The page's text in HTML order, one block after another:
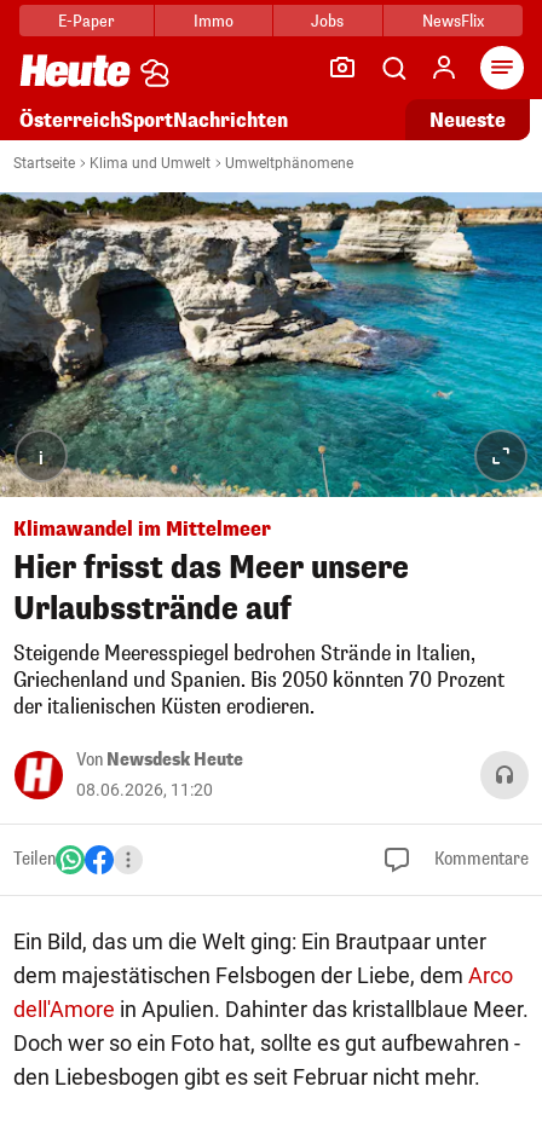
E-Paper Immo Jobs NewsFlix
ÖsterreichSportNachrichten Neueste
Startseite Klima und Umwelt Umweltphänomene
i
Klimawandel im Mittelmeer
Hier frisst das Meer unsere
Urlaubsstrände auf
Steigende Meeresspiegel bedrohen Strände in Italien,
Griechenland und Spanien. Bis 2050 könnten 70 Prozent
der italienischen Küsten erodieren.
Von Newsdesk Heute
08.06.2026, 11:20
Teilen Kommentare
Ein Bild, das um die Welt ging: Ein Brautpaar unter
dem majestätischen Felsbogen der Liebe, dem Arco
dell'Amore in Apulien. Dahinter das kristallblaue Meer.
Doch wer so ein Foto hat, sollte es gut aufbewahren -
den Liebesbogen gibt es seit Februar nicht mehr.